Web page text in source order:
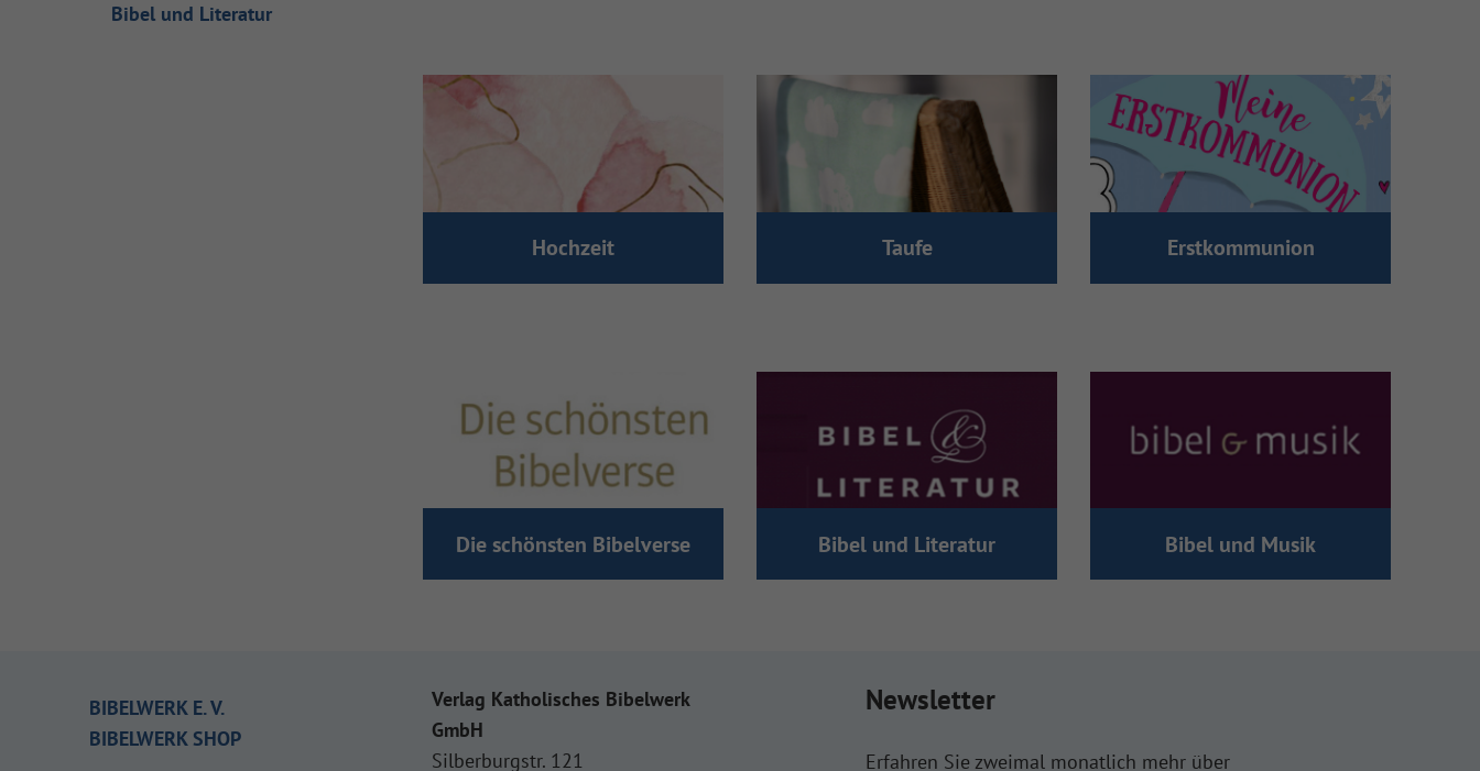
Bibel und Literatur
Hochzeit Taufe Erstkommunion
Die schönsten Bibelverse Bibel und Literatur Bibel und Musik
BIBELWERK E. V.
BIBELWERK SHOP
Verlag Katholisches Bibelwerk
GmbH
Silberburgstr. 121
Newsletter
Erfahren Sie zweimal monatlich mehr über